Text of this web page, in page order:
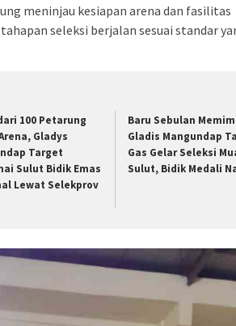
meninjau kesiapan arena dan fasilitas
seleksi berjalan sesuai standar
100 Petarung
Gladys
Target
Sulut Bidik Emas
Lewat Selekprov
Baru Sebulan
Gladis Mangundap
Gas Gelar Seleksi
Sulut, Bidik Medali